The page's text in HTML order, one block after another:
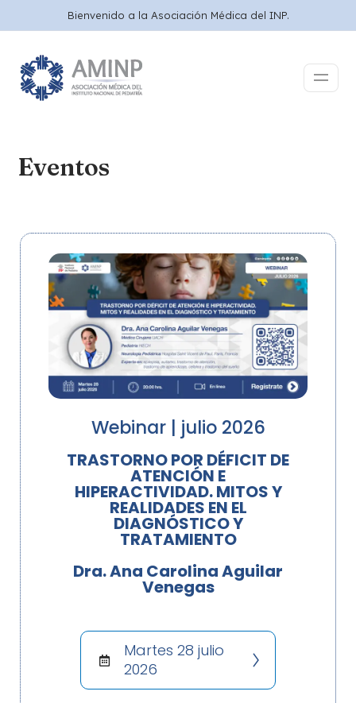
Bienvenido a la Asociación Médica del INP.
Eventos
Webinar | julio 2026
TRASTORNO POR DÉFICIT DE
ATENCIÓN E
HIPERACTIVIDAD. MITOS Y
REALIDADES EN EL
DIAGNÓSTICO Y
TRATAMIENTO
Dra. Ana Carolina Aguilar
Venegas
Martes 28 julio
2026